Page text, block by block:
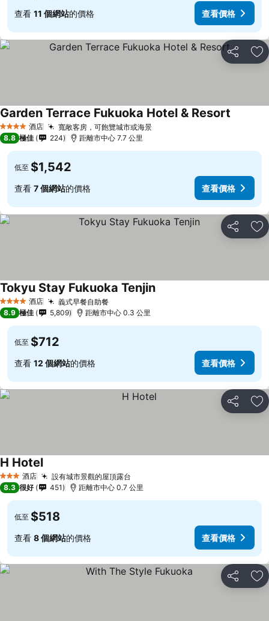
查看 11 個網站的價格 查看價格
分享 放
4 星級 酒店 寬敞客房，可飽覽城市或海景
Garden Terrace Fukuoka Hotel & Resort
8.8 極佳 224 距離市中心 7.7 公里
低至 $1,542
查看 7 個網站的價格 查看價格
分享 放
4 星級 酒店 義式早餐自助餐
Tokyu Stay Fukuoka Tenjin
8.9 極佳 5,809 距離市中心 0.3 公里
低至 $712
查看 12 個網站的價格 查看價格
分享 放
3 星級 酒店 設有城市景觀的屋頂露台
H Hotel
8.3 很好 451 距離市中心 0.7 公里
低至 $518
查看 8 個網站的價格 查看價格
分享 放